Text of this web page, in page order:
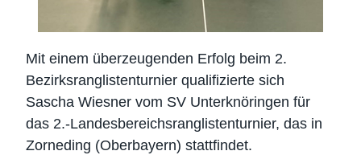
Mit einem überzeugenden Erfolg beim 2.
Bezirksranglistenturnier qualifizierte sich
Sascha Wiesner vom SV Unterknöringen für
das 2.-Landesbereichsranglistenturnier, das in
Zorneding (Oberbayern) stattfindet.